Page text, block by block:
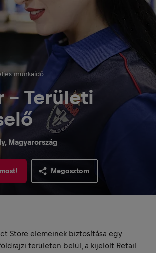
munkaidő
- Területi
Magyarország
Megosztom
Store elemeinek biztosítása egy
területen belül, a kijelölt Retail